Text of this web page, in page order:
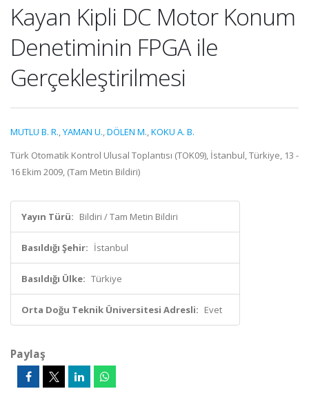
Kayan Kipli DC Motor Konum
Denetiminin FPGA ile
Gerçekleştirilmesi
MUTLU B. R.,YAMAN U.,DÖLEN M.,KOKU A. B.
Türk Otomatik Kontrol Ulusal Toplantısı (TOK09), İstanbul, Türkiye, 13 -
16 Ekim 2009, (Tam Metin Bildiri)
Yayın Türü: Bildiri / Tam Metin Bildiri
Basıldığı Şehir: İstanbul
Basıldığı Ülke: Türkiye
Orta Doğu Teknik Üniversitesi Adresli: Evet
Paylaş